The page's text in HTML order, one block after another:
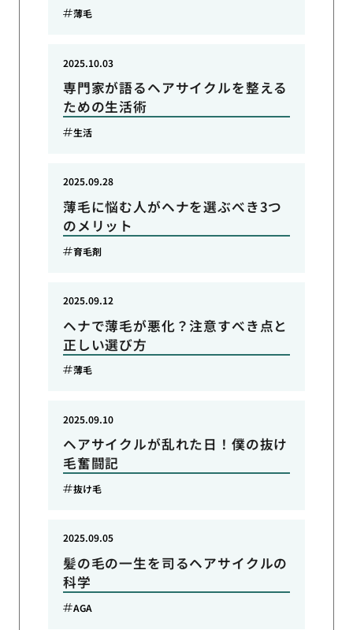
薄毛
専門家が語るヘアサイクルを整える
ための生活術
2025.10.03
生活
薄毛に悩む人がヘナを選ぶべき3つ
のメリット
2025.09.28
育毛剤
ヘナで薄毛が悪化？注意すべき点と
正しい選び方
2025.09.12
薄毛
ヘアサイクルが乱れた日！僕の抜け
毛奮闘記
2025.09.10
抜け毛
髪の毛の一生を司るヘアサイクルの
科学
2025.09.05
AGA